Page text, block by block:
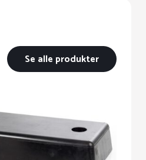
Se alle produkter